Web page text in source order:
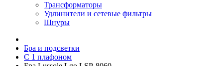
Трансформаторы
Удлинители и сетевые фильтры
Шнуры
Бра и подсветки
С 1 плафоном